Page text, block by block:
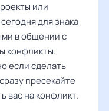
или
для знака
в общении с
конфликты.
если сделать
пресекайте
вас на конфликт.